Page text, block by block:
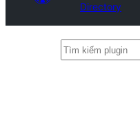
Directory
Tìm